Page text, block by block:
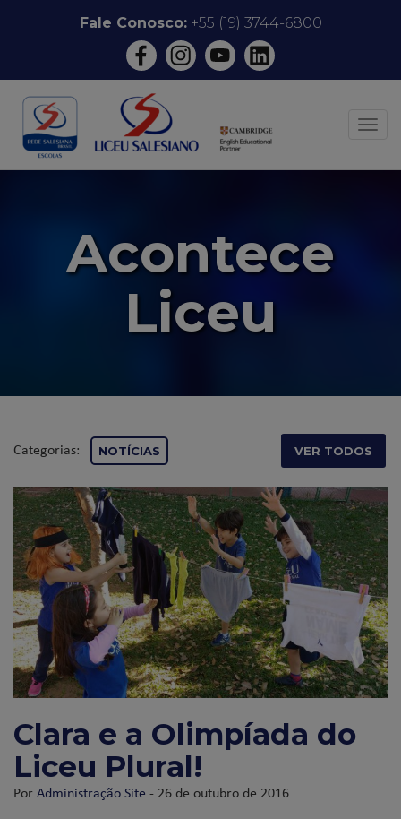
conteúdo
Fale Conosco:+55 (19) 3744-6800
Acontece
Liceu
Categorias: NOTÍCIAS VER TODOS
Clara e a Olimpíada do
Liceu Plural!
PorAdministração Site - 26 de outubro de 2016